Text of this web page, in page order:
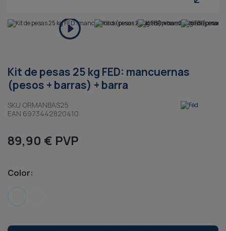
Kit de pesas 25 kg FED: mancuernas
(pesos + barras) + barra
SKU ORMANBAS25
EAN 6973442820410
89,90 € PVP
Color: